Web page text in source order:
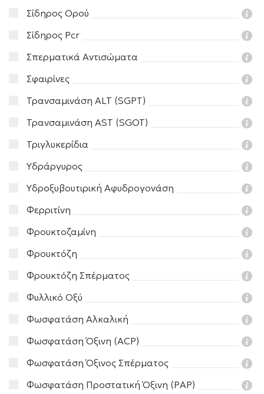
Σίδηρος Ορού
Σίδηρος Pcr
Σπερματικά Αντισώματα
Σφαιρίνες
Τρανσαμινάση ALT (SGPT)
Τρανσαμινάση AST (SGOT)
Τριγλυκερίδια
Υδράργυρος
Υδροξυβουτιρική Αφυδρογονάση
Φερριτίνη
Φρουκτοζαμίνη
Φρουκτόζη
Φρουκτόζη Σπέρματος
Φυλλικό Οξύ
Φωσφατάση Αλκαλική
Φωσφατάση Όξινη (ACP)
Φωσφατάση Όξινος Σπέρματος
Φωσφατάση Προστατική Όξινη (PAP)